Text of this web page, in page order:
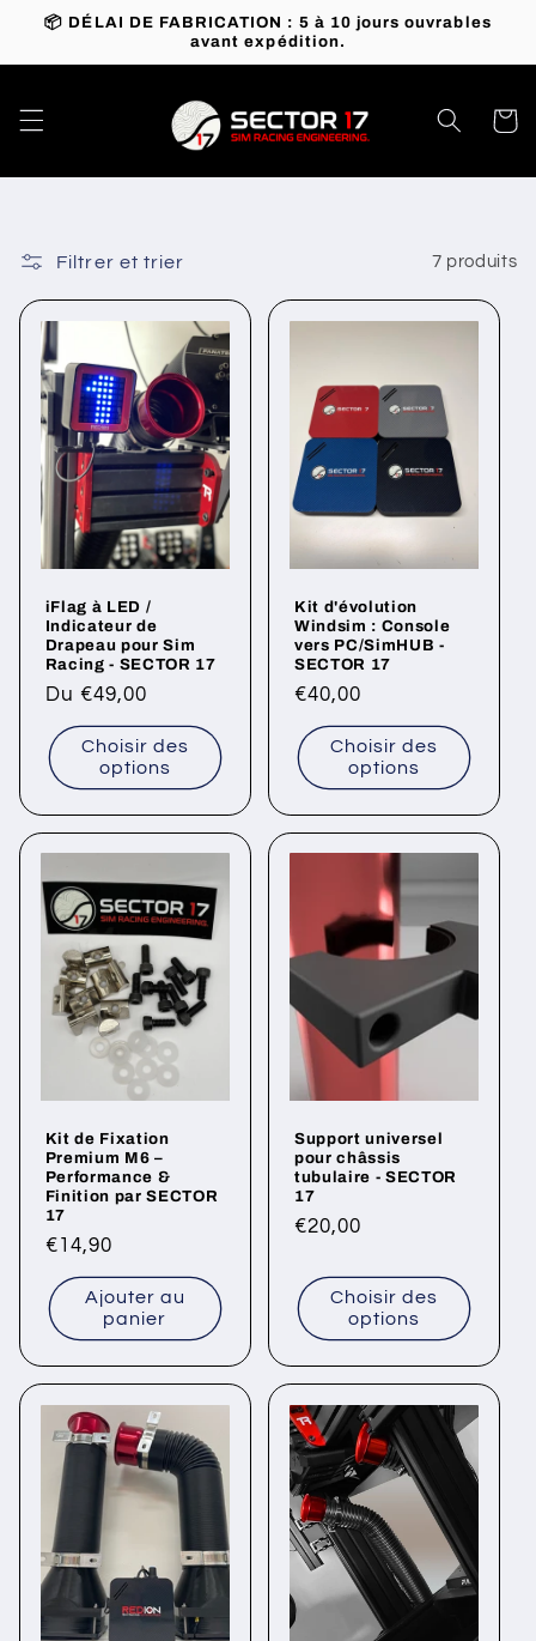
passer
📦 DÉLAI DE FABRICATION : 5 à 10 jours ouvrables
avant expédition.
Panier
Filtrer et trier 7 produits
iFlag à LED /
Indicateur de
Drapeau pour Sim
Racing - SECTOR 17
Prix
habituel
Du €49,00
Choisir des
options
Kit d'évolution
Windsim : Console
vers PC/SimHUB -
SECTOR 17
Prix
habituel
€40,00
Choisir des
options
Kit de Fixation
Premium M6 –
Performance &
Finition par SECTOR
17
Prix
habituel
€14,90
Ajouter au
panier
Support universel
pour châssis
tubulaire - SECTOR
17
Prix
€20,00
Choisir des
options